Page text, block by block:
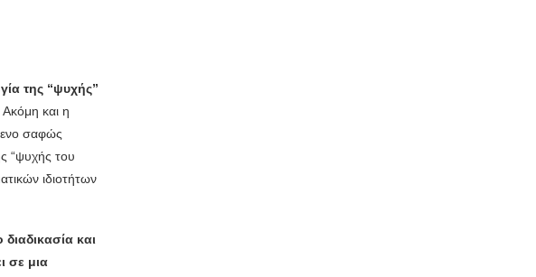
της “ψυχής”
Ακόμη και η
σαφώς
“ψυχής του
ιδιοτήτων
και
σε μια